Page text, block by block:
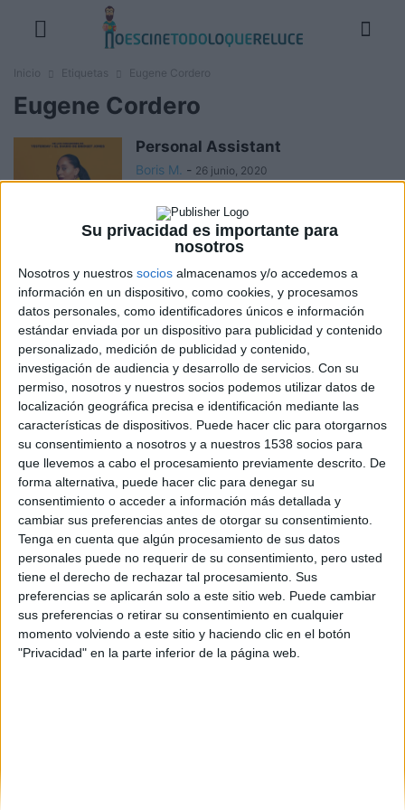
Su privacidad es importante para
nosotros
Nosotros y nuestros socios almacenamos y/o accedemos a
información en un dispositivo, como cookies, y procesamos
datos personales, como identificadores únicos e información
estándar enviada por un dispositivo para publicidad y contenido
personalizado, medición de publicidad y contenido,
investigación de audiencia y desarrollo de servicios. Con su
permiso, nosotros y nuestros socios podemos utilizar datos de
localización geográfica precisa e identificación mediante las
características de dispositivos. Puede hacer clic para otorgarnos
su consentimiento a nosotros y a nuestros 1538 socios para
que llevemos a cabo el procesamiento previamente descrito. De
forma alternativa, puede hacer clic para denegar su
consentimiento o acceder a información más detallada y
cambiar sus preferencias antes de otorgar su consentimiento.
Tenga en cuenta que algún procesamiento de sus datos
personales puede no requerir de su consentimiento, pero usted
tiene el derecho de rechazar tal procesamiento. Sus
preferencias se aplicarán solo a este sitio web. Puede cambiar
sus preferencias o retirar su consentimiento en cualquier
momento volviendo a este sitio y haciendo clic en el botón
"Privacidad" en la parte inferior de la página web.
Inicio Etiquetas Eugene Cordero
Eugene Cordero
Personal Assistant
Boris M. - 26 junio, 2020
Boris M. - 8 marzo, 2019
Kong: La isla Calavera
Boris M. -
Mike y Dave buscan rollo serio
David Pérez "Davicine" - 29 octubre, 2016